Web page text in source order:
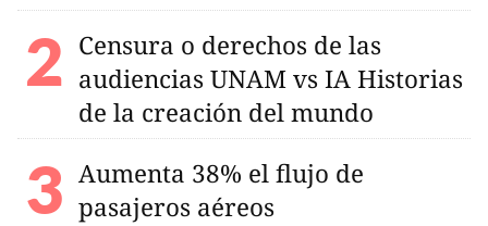
Censura o derechos de las
audiencias UNAM vs IA Historias
de la creación del mundo
Aumenta 38% el flujo de
pasajeros aéreos